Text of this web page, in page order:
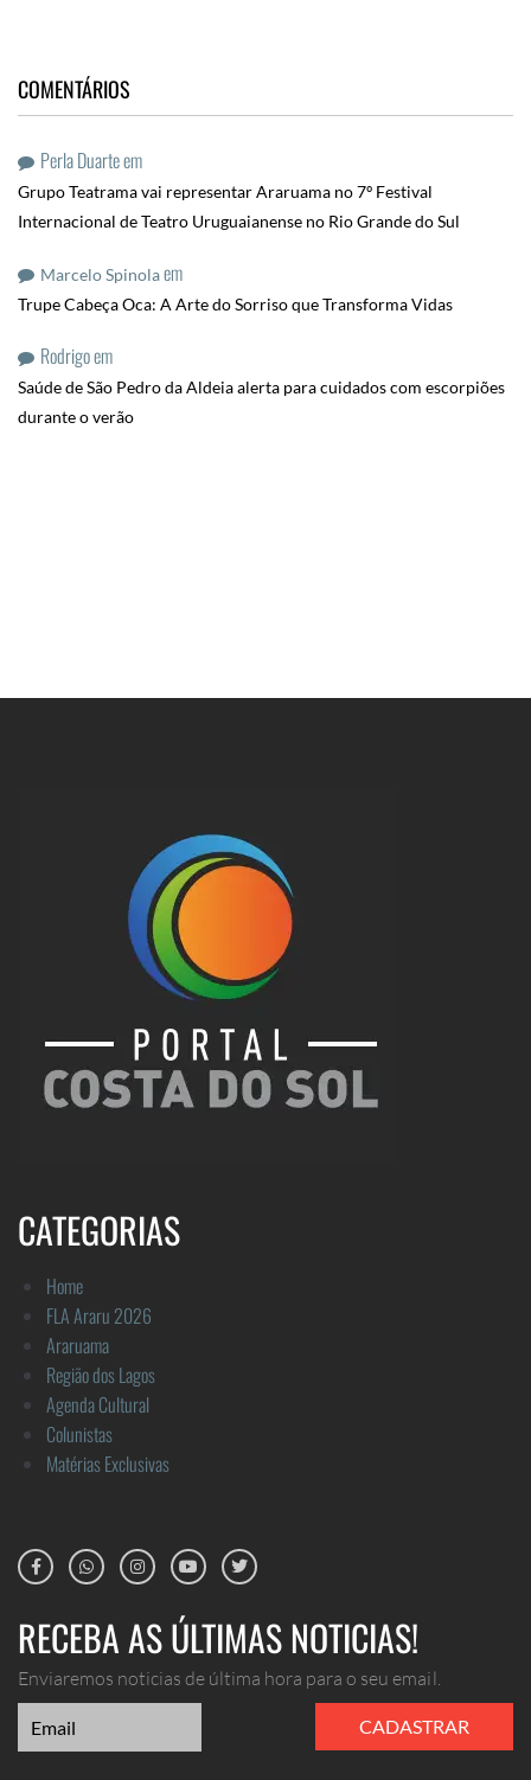
COMENTÁRIOS
Perla Duarteem
Grupo Teatrama vai representar Araruama no 7º Festival
Internacional de Teatro Uruguaianense no Rio Grande do Sul
Marcelo Spinolaem
Trupe Cabeça Oca: A Arte do Sorriso que Transforma Vidas
Rodrigoem
Saúde de São Pedro da Aldeia alerta para cuidados com escorpiões
durante o verão
CATEGORIAS
Home
FLA Araru 2026
Araruama
Região dos Lagos
Agenda Cultural
Colunistas
Matérias Exclusivas
RECEBA AS ÚLTIMAS NOTICIAS!
Enviaremos noticias de última hora para o seu email.
CADASTRAR